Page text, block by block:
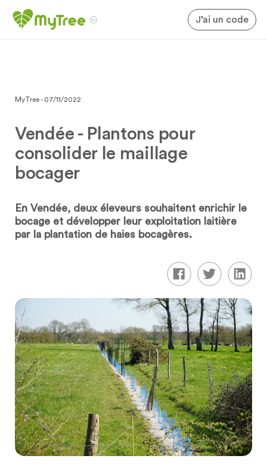
J’ai un code
MyTree - 07/11/2022
Vendée - Plantons pour
consolider le maillage
bocager
En Vendée, deux éleveurs souhaitent enrichir le
bocage et développer leur exploitation laitière
par la plantation de haies bocagères.